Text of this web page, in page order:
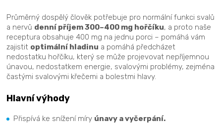
Průměrný dospělý člověk potřebuje pro normální funkci svalů
a nervů denní příjem 300–400 mg hořčíku, a proto naše
receptura obsahuje 400 mg na jednu porci – pomáhá vám
zajistit optimální hladinu a pomáhá předcházet
nedostatku hořčíku, který se může projevovat nepříjemnou
únavou, nedostatkem energie, svalovými problémy, zejména
častými svalovými křečemi a bolestmi hlavy.
Hlavní výhody
Přispívá ke snížení míry únavy a vyčerpání.